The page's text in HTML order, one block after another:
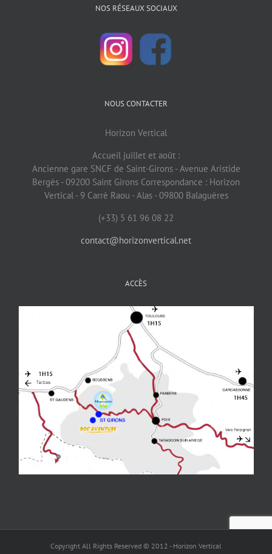
NOS RÉSEAUX SOCIAUX
NOUS CONTACTER
Horizon Vertical
Accueil juillet et août :
Ancienne gare SNCF de Saint-Girons - Avenue Aristide
Bergès - 09200 Saint Girons Correspondance : Horizon
Vertical - 9 Carrè Raou - Alas - 09800 Balaguères
(+33) 5 61 96 08 22
contact@horizonvertical.net
ACCÈS
Copyright All Rights Reserved © 2012 - Horizon Vertical